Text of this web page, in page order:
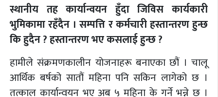
स्थानीय तह कार्यान्वयन हुँदा जिविस कार्यकारी
भुमिकामा रहँदैन । सम्पत्ति र कर्मचारी हस्तान्तरण हुन्छ
कि हुदैन ? हस्तान्तरण भए कसलाई हुन्छ ?
हामीले संक्रमणकालीन योजनाहरू बनाएका छौं । चालू
आर्थिक बर्षको सातौं महिना पनि सकिन लागेको छ ।
तत्काल कार्यान्वयन भए अब ५ महिना के गर्ने भन्ने छ ।